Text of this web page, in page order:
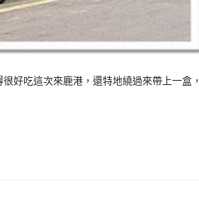
好吃這次來鹿港，還特地繞過來帶上一盒，